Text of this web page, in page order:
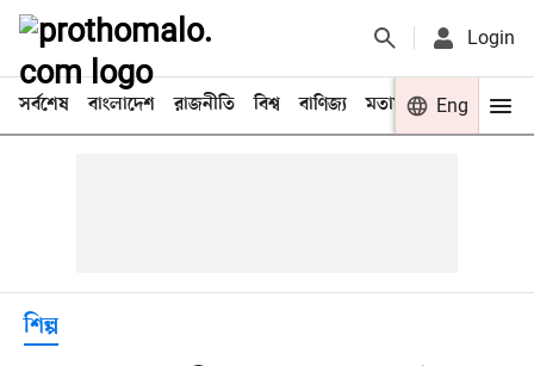
Login
সর্বশেষ বাংলাদেশ রাজনীতি বিশ্ব বাণিজ্য মতামত খেলা
Eng
শিল্প